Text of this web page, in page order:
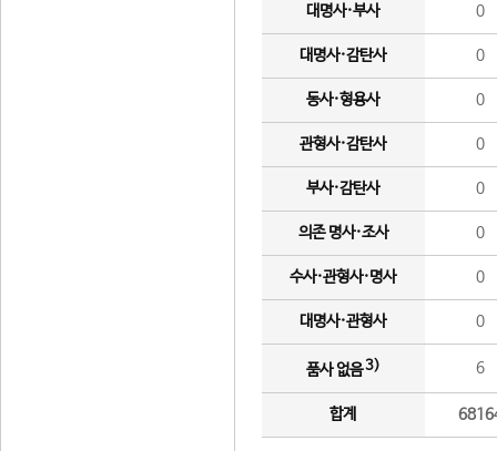
대명사·부사 0
대명사·감탄사 0
동사·형용사 0
관형사·감탄사 0
부사·감탄사 0
의존 명사·조사 0
수사·관형사·명사 0
대명사·관형사 0
품사 없음3) 6
합계